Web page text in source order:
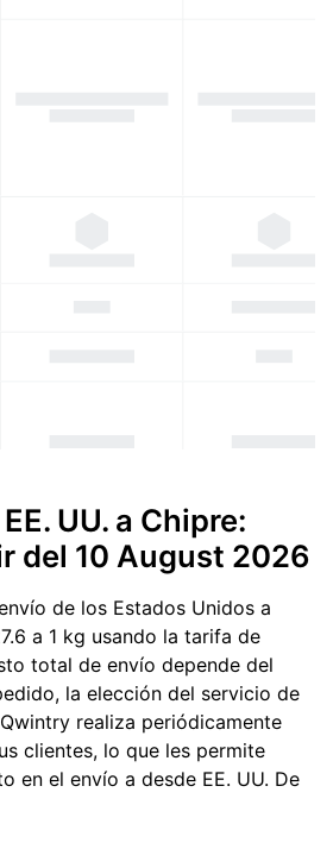
UU. a Chipre:
del 10 August 2026
de los Estados Unidos a
a 1 kg usando la tarifa de
total de envío depende del
la elección del servicio de
realiza periódicamente
clientes, lo que les permite
en el envío a desde EE. UU. De